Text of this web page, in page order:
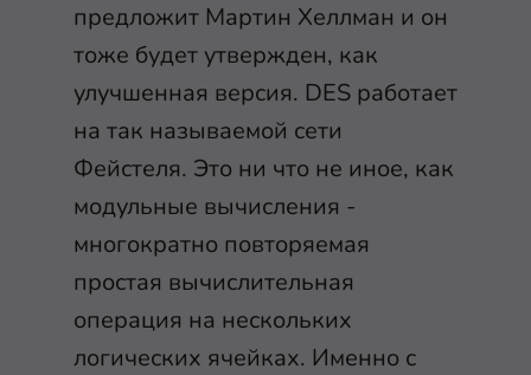
предложит Мартин Хеллман и он
тоже будет утвержден, как
улучшенная версия. DES работает
на так называемой сети
Фейстеля. Это ни что не иное, как
модульные вычисления -
многократно повторяемая
простая вычислительная
операция на нескольких
логических ячейках. Именно с